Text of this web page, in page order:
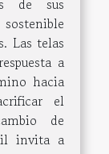
de sus
Las telas
a
hacia
el
de
invita a